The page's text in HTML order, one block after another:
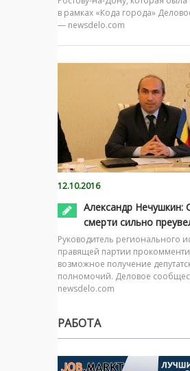
в рамках «Кода города»
— newsdelo.com
12.10.2016
Александр Нечушкин:
смерти сильно
Руководитель регионального
правящей партии
возможное получение
полномочий. Деловое
newsdelo.com
РАБОТА